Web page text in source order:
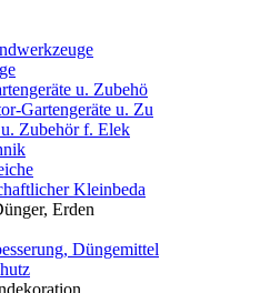
u. Zubehö
Gartengeräte u. Zu
Zubehör f. Elek
Kleinbeda
Erden
Düngemittel